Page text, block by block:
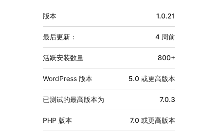
额
外
信
息
版本 1.0.21
最后更新： 4 周前
活跃安装数量 800+
WordPress 版本 5.0 或更高版本
已测试的最高版本为 7.0.3
PHP 版本 7.0 或更高版本